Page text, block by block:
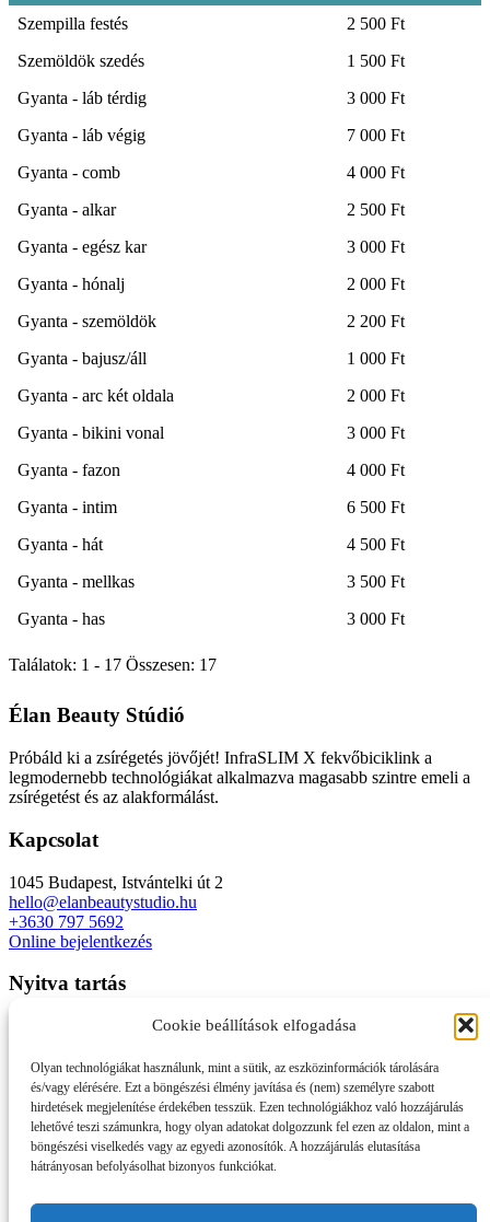
Cookie beállítások elfogadása
Olyan technológiákat használunk, mint a sütik, az eszközinformációk tárolására
és/vagy elérésére. Ezt a böngészési élmény javítása és (nem) személyre szabott
hirdetések megjelenítése érdekében tesszük. Ezen technológiákhoz való hozzájárulás
lehetővé teszi számunkra, hogy olyan adatokat dolgozzunk fel ezen az oldalon, mint a
böngészési viselkedés vagy az egyedi azonosítók. A hozzájárulás elutasítása
hátrányosan befolyásolhat bizonyos funkciókat.
Szempilla festés
2 500 Ft
Szemöldök szedés
1 500 Ft
Gyanta - láb térdig
3 000 Ft
Gyanta - láb végig
7 000 Ft
Gyanta - comb
4 000 Ft
Gyanta - alkar
2 500 Ft
Gyanta - egész kar
3 000 Ft
Gyanta - hónalj
2 000 Ft
Gyanta - szemöldök
2 200 Ft
Gyanta - bajusz/áll
1 000 Ft
Gyanta - arc két oldala
2 000 Ft
Gyanta - bikini vonal
3 000 Ft
Gyanta - fazon
4 000 Ft
Gyanta - intim
6 500 Ft
Gyanta - hát
4 500 Ft
Gyanta - mellkas
3 500 Ft
Gyanta - has
3 000 Ft
Találatok: 1 - 17 Összesen: 17
Élan Beauty Stúdió
Próbáld ki a zsírégetés jövőjét! InfraSLIM X fekvőbiciklink a
legmodernebb technológiákat alkalmazva magasabb szintre emeli a
zsírégetést és az alakformálást.
Kapcsolat
1045 Budapest, Istvántelki út 2
hello@elanbeautystudio.hu
+3630 797 5692
Online bejelentkezés
Nyitva tartás
V: 8:00-20:00
Adatvédelmi szabályzat
2023 - Élan Beauty Stúdió © - Készítette: marketingszemlelet.hu
Link to Facebook